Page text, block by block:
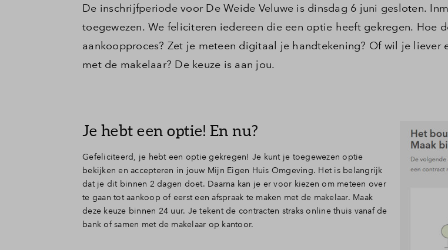
De inschrijfperiode voor De Weide Veluwe is dinsdag 6 juni gesloten.
toegewezen. We feliciteren iedereen die een optie heeft gekregen. Hoe
aankoopproces? Zet je meteen digitaal je handtekening? Of wil je liever
met de makelaar? De keuze is aan jou.
Je hebt een optie! En nu?
Gefeliciteerd, je hebt een optie gekregen! Je kunt je toegewezen optie
bekijken en accepteren in jouw Mijn Eigen Huis Omgeving. Het is belangrijk
dat je dit binnen 2 dagen doet. Daarna kan je er voor kiezen om meteen over
te gaan tot aankoop of eerst een afspraak te maken met de makelaar. Maak
deze keuze binnen 24 uur. Je tekent de contracten straks online thuis vanaf de
bank of samen met de makelaar op kantoor.